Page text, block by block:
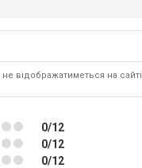
відображатиметься на сайті
0/12
0/12
0/12